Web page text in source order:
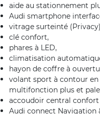
aide au stationnement
Audi smartphone
vitrage surteinté
clé confort,
phares à LED,
climatisation
hayon de coffre à
volant sport à contour en
multifonction plus et
accoudoir central confort
Audi connect Navigation